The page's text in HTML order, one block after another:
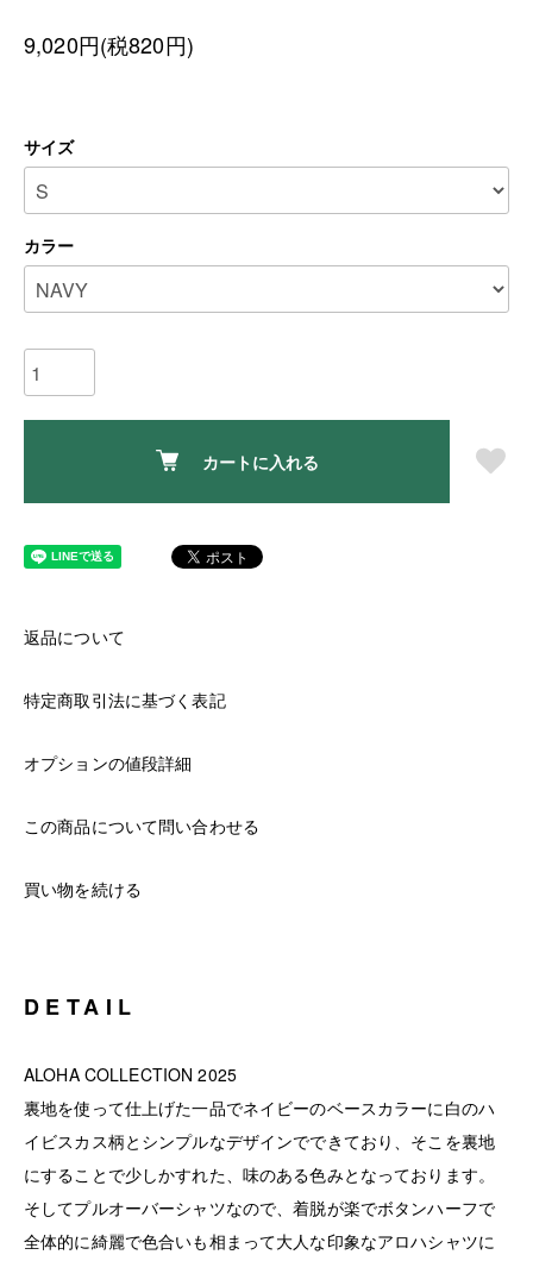
9,020円(税820円)
サイズ
カラー
カートに入れる
返品について
特定商取引法に基づく表記
オプションの値段詳細
この商品について問い合わせる
買い物を続ける
DETAIL
ALOHA COLLECTION 2025
裏地を使って仕上げた一品でネイビーのベースカラーに白のハ
イビスカス柄とシンプルなデザインでできており、そこを裏地
にすることで少しかすれた、味のある色みとなっております。
そしてプルオーバーシャツなので、着脱が楽でボタンハーフで
全体的に綺麗で色合いも相まって大人な印象なアロハシャツに